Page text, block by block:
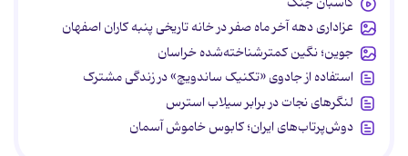
عزاداری دهه آخر ماه صفر در خانه تاریخی پنبه کاران اصفهان
جوین؛ نگین کمترشناخته‌شده خراسان
استفاده از جادوی «تکنیک ساندویچ» در زندگی مشترک
لنگرهای نجات در برابر سیلاب استرس
دوش‌پرتاب‌های ایران؛ کابوس خاموش آسمان